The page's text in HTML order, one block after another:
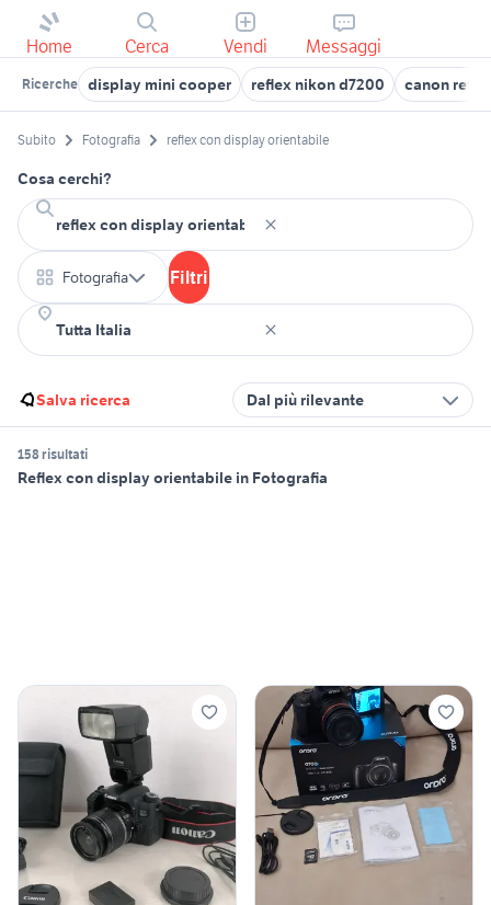
Home Cerca Vendi Messaggi
Ricerche display mini cooper reflex nikon d7200 canon
Subito Fotografia reflex con display orientabile
Cosa cerchi?
Fotografia Filtri
Salva ricerca Dal più rilevante
158 risultati
Reflex con display orientabile in Fotografia